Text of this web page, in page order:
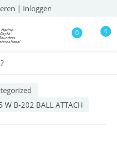
| Inloggen
0 0
W B-202 BALL ATTACH